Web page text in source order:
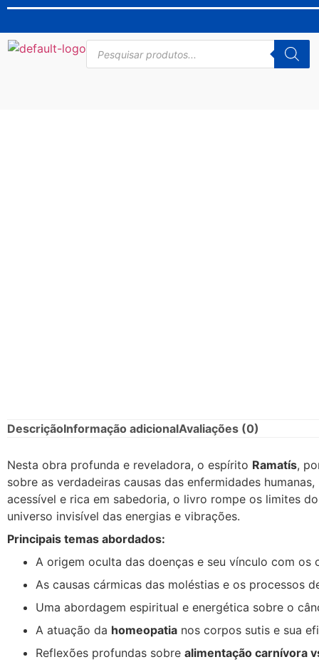
DescriçãoInformação adicionalAvaliações (0)
Nesta obra profunda e reveladora, o espírito Ramatís,
sobre as verdadeiras causas das enfermidades
acessível e rica em sabedoria, o livro rompe os limites
universo invisível das energias e vibrações.
Principais temas abordados:
A origem oculta das doenças e seu vínculo com os
As causas cármicas das moléstias e os processos
Uma abordagem espiritual e energética sobre o
A atuação da homeopatia nos corpos sutis e sua
Reflexões profundas sobre alimentação carnívora